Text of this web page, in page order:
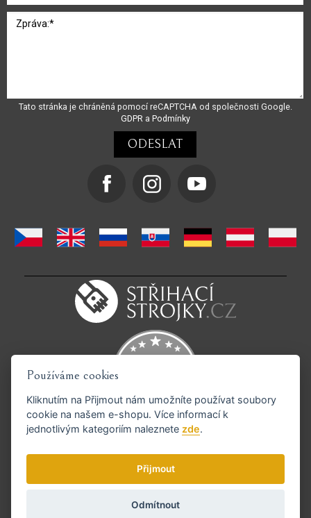
Tato stránka je chráněná pomocí reCAPTCHA od společnosti Google.
GDPRa Podmínky
Podporujeme platby GoPay
Používáme cookies
Kliknutím na Přijmout nám umožníte používat soubory
cookie na našem e-shopu. Více informací k
jednotlivým kategoriím naleznete zde.
Přijmout
Odmítnout